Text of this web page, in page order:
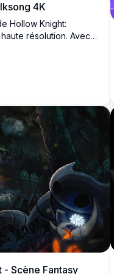
4K
Hollow Knight:
résolution. Avec
- Scène Fantasy